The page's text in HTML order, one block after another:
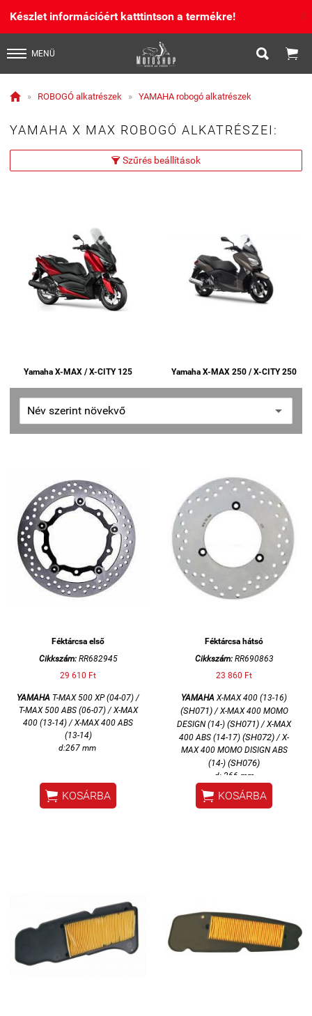
Készlet információért katttintson a termékre! X
MENÜ  
 » ROBOGÓ alkatrészek » YAMAHA robogó alkatrészek
YAMAHA X MAX ROBOGÓ ALKATRÉSZEI:
 Szűrés beállítások
Yamaha X-MAX / X-CITY 125 Yamaha X-MAX 250 / X-CITY 250
Féktárcsa első
Cikkszám:RR682945
29 610 Ft
YAMAHA T-MAX 500 XP (04-07) /
T-MAX 500 ABS (06-07) / X-MAX
400 (13-14) / X-MAX 400 ABS
(13-14)
d:267 mm
 KOSÁRBA
Féktárcsa hátsó
Cikkszám:RR690863
23 860 Ft
YAMAHA X-MAX 400 (13-16)
(SH071)/ X-MAX 400 MOMO
DESIGN (14-) (SH071) / X-MAX
400 ABS (14-17) (SH072) / X-
MAX 400 MOMO DISIGN ABS
(14-) (SH076)
d: 266 mm
 KOSÁRBA